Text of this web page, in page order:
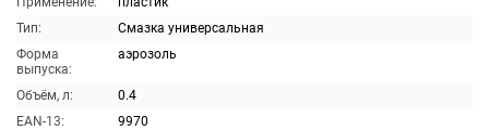
Тип:
Смазка универсальная
Форма
выпуска:
аэрозоль
Объём, л:
0.4
EAN-13:
9970